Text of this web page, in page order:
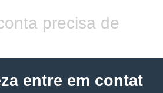
precisa de
entre em contat